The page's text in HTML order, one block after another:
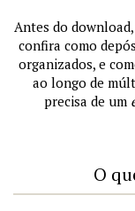
Antes do
confira como
organizados, e
ao longo de
precisa de um
O